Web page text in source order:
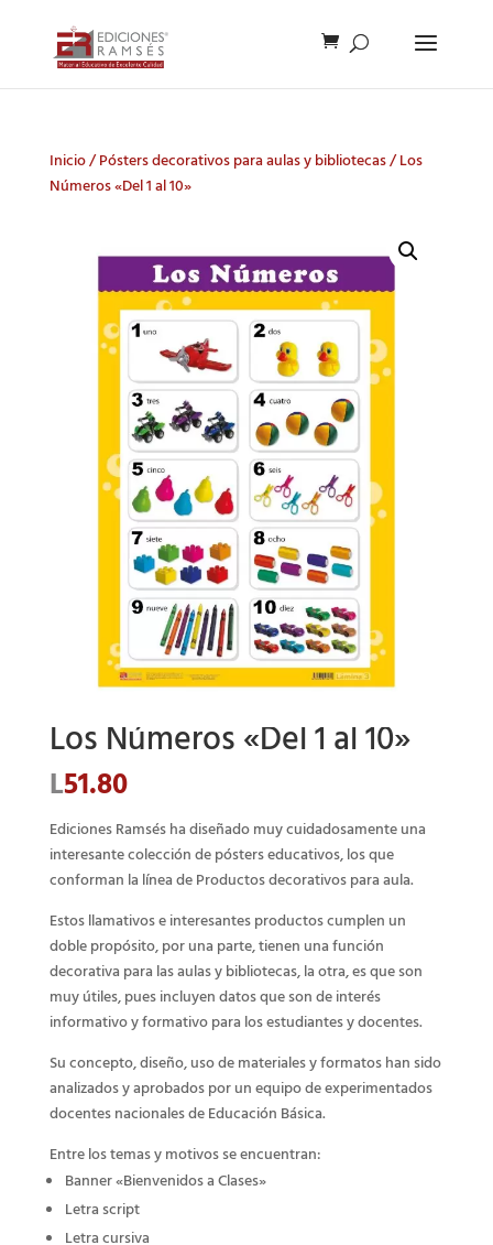
Inicio/Pósters decorativos para aulas y bibliotecas/ Los
Números «Del 1 al 10»
Los Números «Del 1 al 10»
L51.80
Ediciones Ramsés ha diseñado muy cuidadosamente una
interesante colección de pósters educativos, los que
conforman la línea de Productos decorativos para aula.
Estos llamativos e interesantes productos cumplen un
doble propósito, por una parte, tienen una función
decorativa para las aulas y bibliotecas, la otra, es que son
muy útiles, pues incluyen datos que son de interés
informativo y formativo para los estudiantes y docentes.
Su concepto, diseño, uso de materiales y formatos han sido
analizados y aprobados por un equipo de experimentados
docentes nacionales de Educación Básica.
Entre los temas y motivos se encuentran:
Banner «Bienvenidos a Clases»
Letra script